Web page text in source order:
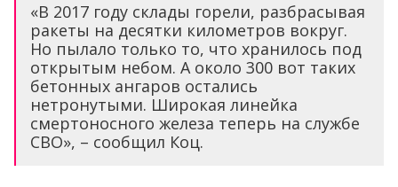
«В 2017 году склады горели, разбрасывая
ракеты на десятки километров вокруг.
Но пылало только то, что хранилось под
открытым небом. А около 300 вот таких
бетонных ангаров остались
нетронутыми. Широкая линейка
смертоносного железа теперь на службе
СВО», – сообщил Коц.